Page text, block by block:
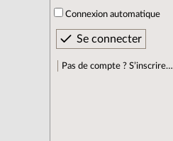
Connexion automatique
Pas de compte ? S’inscrire…